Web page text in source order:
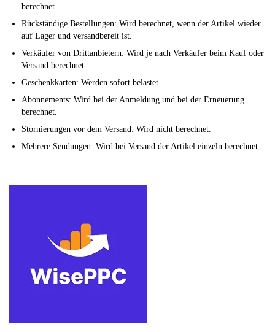
berechnet.
Rückständige Bestellungen: Wird berechnet, wenn der Artikel wieder
auf Lager und versandbereit ist.
Verkäufer von Drittanbietern: Wird je nach Verkäufer beim Kauf oder
Versand berechnet.
Geschenkkarten: Werden sofort belastet.
Abonnements: Wird bei der Anmeldung und bei der Erneuerung
berechnet.
Stornierungen vor dem Versand: Wird nicht berechnet.
Mehrere Sendungen: Wird bei Versand der Artikel einzeln berechnet.